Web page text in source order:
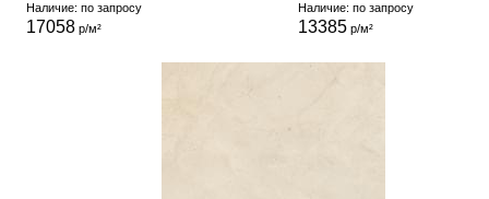
Наличие: по запросу
17058р/м²
Наличие: по запросу
13385р/м²